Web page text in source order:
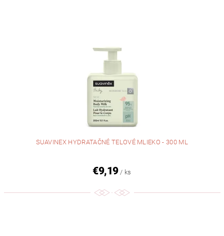
SUAVINEX HYDRATAČNÉ TELOVÉ MLIEKO - 300 ML
€9,19 / ks